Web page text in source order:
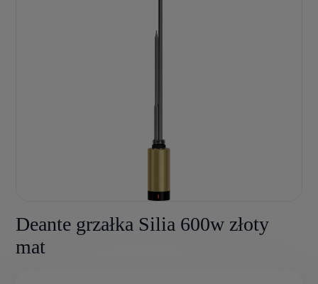
Deante grzałka Silia 600w złoty
mat